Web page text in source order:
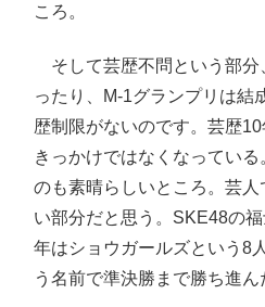
ころ。
そして芸歴不問という部分
ったり、M-1グランプリは結
歴制限がないのです。芸歴
きっかけではなくなってい
のも素晴らしいところ。芸
い部分だと思う。SKE48の
年はショウガールズという8
う名前で準決勝まで勝ち進